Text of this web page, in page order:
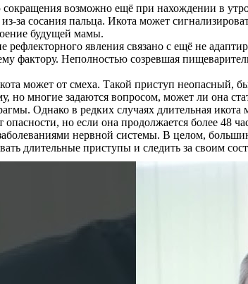
сокращения возможно ещё при нахождении в
за сосания пальца. Икота может
будущей мамы.
явления связано с ещё не
фактору. Неполностью созревшая
может от смеха. Такой приступ неопасный,
но многие задаются вопросом, может ли она
Однако в редких случаях длительная
опасности, но если она продолжается более 48
нервной системы. В целом,
длительные приступы и следить за своим